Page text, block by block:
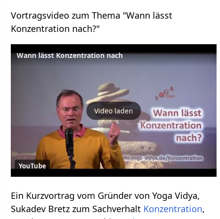
Vortragsvideo zum Thema "Wann lässt
Konzentration nach?"
Wann lässt Konzentration nach
Video laden
YouTube
Ein Kurzvortrag vom Gründer von Yoga Vidya,
Sukadev Bretz zum Sachverhalt Konzentration,